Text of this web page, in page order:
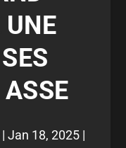
| Jan 18, 2025 |